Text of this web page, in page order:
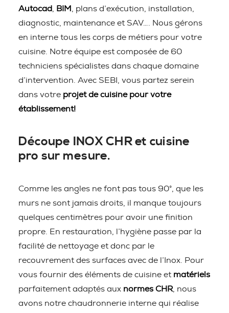
Autocad
BIM
, plans d’exécution, installation,
diagnostic, maintenance et SAV…. Nous gérons
en interne tous les corps de métiers pour votre
cuisine. Notre équipe est composée de 60
techniciens spécialistes dans chaque domaine
d’intervention. Avec SEBI, vous partez serein
dans votre projet de cuisine pour votre
établissement!
Découpe INOX CHR et cuisine
pro sur mesure.
Comme les angles ne font pas tous 90°, que les
murs ne sont jamais droits, il manque toujours
quelques centimètres pour avoir une finition
propre. En restauration, l’hygiène passe par la
facilité de nettoyage et donc par le
recouvrement des surfaces avec de l’Inox. Pour
vous fournir des éléments de cuisine et matériels
parfaitement adaptés aux normes CHR , nous
avons notre chaudronnerie interne qui réalise